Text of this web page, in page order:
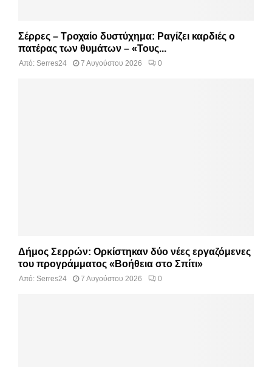
Σέρρες – Τροχαίο δυστύχημα: Ραγίζει καρδιές ο
πατέρας των θυμάτων – «Τους...
Από: Serres24 7 Αυγούστου 2026 0
Δήμος Σερρών: Ορκίστηκαν δύο νέες εργαζόμενες
του προγράμματος «Βοήθεια στο Σπίτι»
Από: Serres24 7 Αυγούστου 2026 0